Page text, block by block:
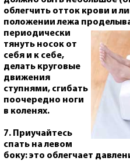
облегчить отток крови и
положении лежа
периодически
тянуть носок от
себя и к себе,
делать круговые
движения
ступнями, сгибать
поочередно ноги
в коленях.
7. Приучайтесь
спать на левом
боку: это облегчает